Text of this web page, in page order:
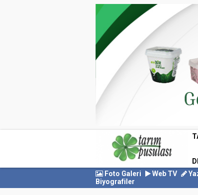
Foto Galeri
Web TV
Biyografiler